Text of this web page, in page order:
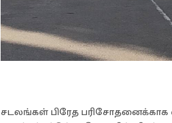
சடலங்கள் பிரேத பரிசோதனைக்காக